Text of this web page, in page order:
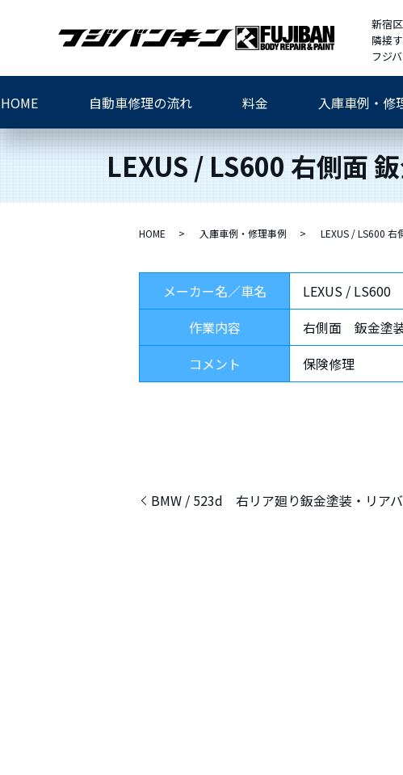
新宿
隣接
フジ
HOME 自動車修理の流れ 料金 入庫車例・修
LEXUS / LS600 右側面
HOME 入庫車例・修理事例 LEXUS / LS600 右
メーカー名／車名
LEXUS / LS600
作業内容
右側面 鈑金塗
コメント
保険修理
BMW / 523d 右リア廻り鈑金塗装・リア